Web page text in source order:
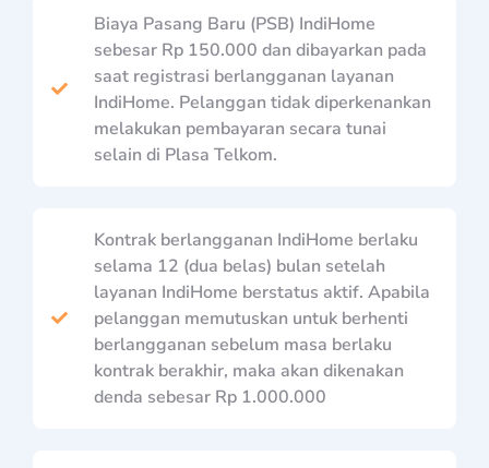
Biaya Pasang Baru (PSB) IndiHome
sebesar Rp 150.000 dan dibayarkan pada
saat registrasi berlangganan layanan
IndiHome. Pelanggan tidak diperkenankan
melakukan pembayaran secara tunai
selain di Plasa Telkom.
Kontrak berlangganan IndiHome berlaku
selama 12 (dua belas) bulan setelah
layanan IndiHome berstatus aktif. Apabila
pelanggan memutuskan untuk berhenti
berlangganan sebelum masa berlaku
kontrak berakhir, maka akan dikenakan
denda sebesar Rp 1.000.000